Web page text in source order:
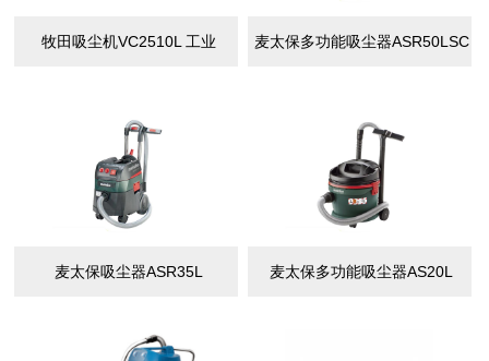
牧田吸尘机VC2510L 工业 麦太保多功能吸尘器ASR50LSC
麦太保吸尘器ASR35L 麦太保多功能吸尘器AS20L